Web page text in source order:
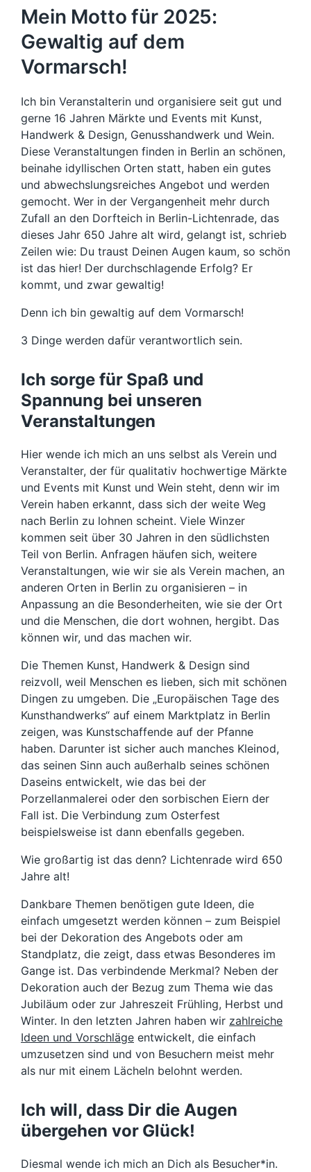
Mein Motto für 2025:
Gewaltig auf dem
Vormarsch!
Ich bin Veranstalterin und organisiere seit gut und
gerne 16 Jahren Märkte und Events mit Kunst,
Handwerk & Design, Genusshandwerk und Wein.
Diese Veranstaltungen finden in Berlin an schönen,
beinahe idyllischen Orten statt, haben ein gutes
und abwechslungsreiches Angebot und werden
gemocht. Wer in der Vergangenheit mehr durch
Zufall an den Dorfteich in Berlin-Lichtenrade, das
dieses Jahr 650 Jahre alt wird, gelangt ist, schrieb
Zeilen wie: Du traust Deinen Augen kaum, so schön
ist das hier! Der durchschlagende Erfolg? Er
kommt, und zwar gewaltig!
Denn ich bin gewaltig auf dem Vormarsch!
3 Dinge werden dafür verantwortlich sein.
Ich sorge für Spaß und
Spannung bei unseren
Veranstaltungen
Hier wende ich mich an uns selbst als Verein und
Veranstalter, der für qualitativ hochwertige Märkte
und Events mit Kunst und Wein steht, denn wir im
Verein haben erkannt, dass sich der weite Weg
nach Berlin zu lohnen scheint. Viele Winzer
kommen seit über 30 Jahren in den südlichsten
Teil von Berlin. Anfragen häufen sich, weitere
Veranstaltungen, wie wir sie als Verein machen, an
anderen Orten in Berlin zu organisieren – in
Anpassung an die Besonderheiten, wie sie der Ort
und die Menschen, die dort wohnen, hergibt. Das
können wir, und das machen wir.
Die Themen Kunst, Handwerk & Design sind
reizvoll, weil Menschen es lieben, sich mit schönen
Dingen zu umgeben. Die „Europäischen Tage des
Kunsthandwerks“ auf einem Marktplatz in Berlin
zeigen, was Kunstschaffende auf der Pfanne
haben. Darunter ist sicher auch manches Kleinod,
das seinen Sinn auch außerhalb seines schönen
Daseins entwickelt, wie das bei der
Porzellanmalerei oder den sorbischen Eiern der
Fall ist. Die Verbindung zum Osterfest
beispielsweise ist dann ebenfalls gegeben.
Wie großartig ist das denn? Lichtenrade wird 650
Jahre alt!
Dankbare Themen benötigen gute Ideen, die
einfach umgesetzt werden können – zum Beispiel
bei der Dekoration des Angebots oder am
Standplatz, die zeigt, dass etwas Besonderes im
Gange ist. Das verbindende Merkmal? Neben der
Dekoration auch der Bezug zum Thema wie das
Jubiläum oder zur Jahreszeit Frühling, Herbst und
Winter. In den letzten Jahren haben wir zahlreiche
Ideen und Vorschläge entwickelt, die einfach
umzusetzen sind und von Besuchern meist mehr
als nur mit einem Lächeln belohnt werden.
Ich will, dass Dir die Augen
übergehen vor Glück!
Diesmal wende ich mich an Dich als Besucher*in.